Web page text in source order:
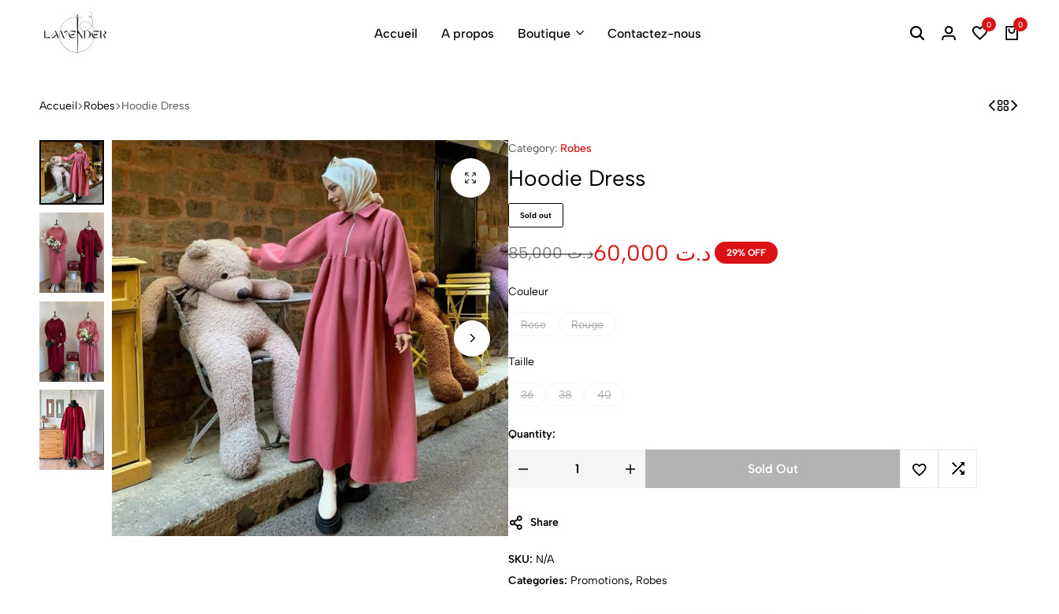
Accueil A propos Boutique Contactez-nous
0 0
Accueil Robes Hoodie Dress
Category: Robes
Hoodie Dress
Sold out
د.ت85,000 د.ت 29% OFF
Couleur
Rose Rouge
Taille
36 38 40
Quantity:
Sold Out
Share
SKU: N/A
Categories: Promotions, Robes